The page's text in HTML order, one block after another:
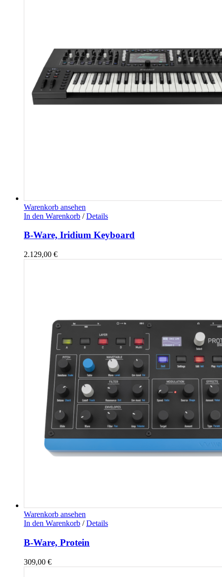
Warenkorb ansehen
In den Warenkorb / Details
B-Ware, Iridium Keyboard
2.129,00 €
Warenkorb ansehen
In den Warenkorb / Details
B-Ware, Protein
309,00 €